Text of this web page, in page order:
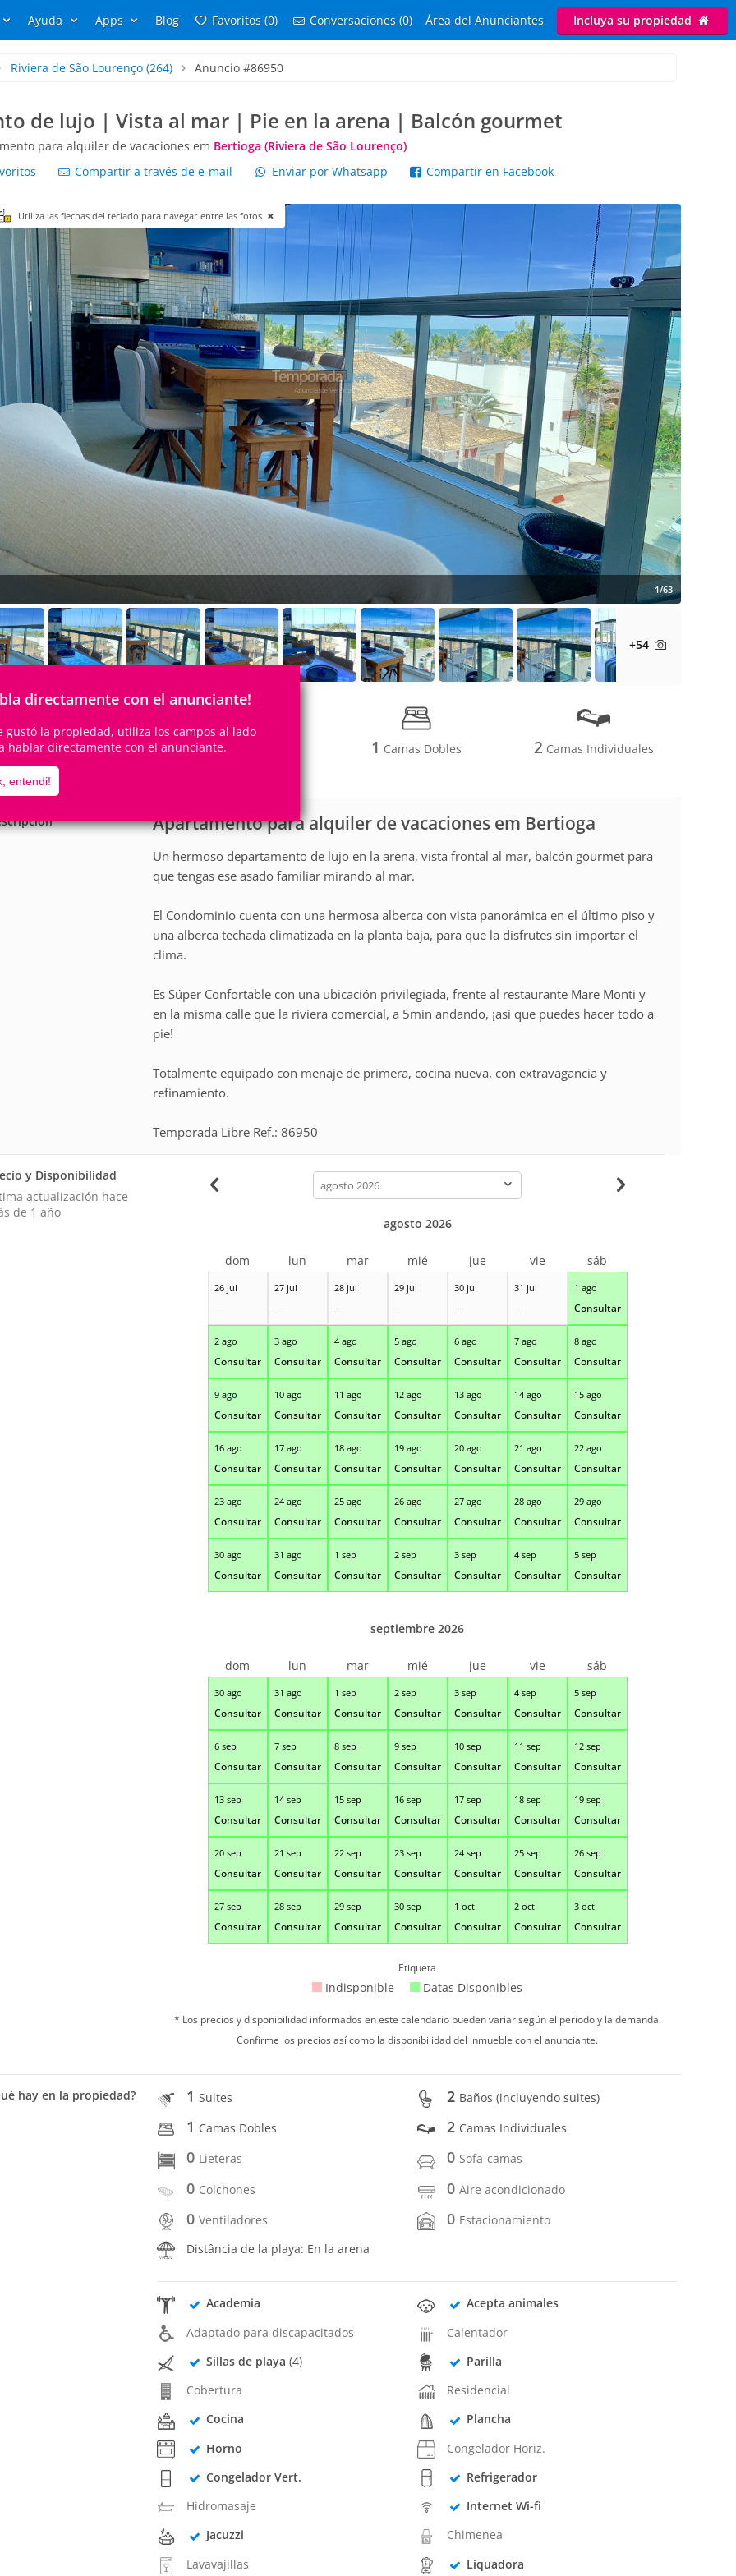
Ayuda Apps Blog Favoritos (0) Conversaciones (0) Área del Anunciantes Incluya su propiedad
Riviera de São Lourenço(264) Anuncio #86950
de lujo | Vista al mar | Pie en la arena | Balcón gourmet
para alquiler de vacaciones em Bertioga (Riviera de São Lourenço)
Compartir a través de e-mail Enviar por Whatsapp Compartir en Facebook
directamente con el anunciante!
gustó la propiedad, utiliza los campos al lado
hablar directamente con el anunciante.
entendi!
Utiliza las flechas del teclado para navegar entre las fotos
1/63
+54
4Personas 2Cuartos 1 Camas Dobles 2 Camas Individuales
Apartamento para alquiler de vacaciones em Bertioga
Un hermoso departamento de lujo en la arena, vista frontal al mar, balcón gourmet para
que tengas ese asado familiar mirando al mar.
El Condominio cuenta con una hermosa alberca con vista panorámica en el último piso y
una alberca techada climatizada en la planta baja, para que la disfrutes sin importar el
clima.
Es Súper Confortable con una ubicación privilegiada, frente al restaurante Mare Monti y
en la misma calle que la riviera comercial, a 5min andando, ¡así que puedes hacer todo a
pie!
Totalmente equipado con menaje de primera, cocina nueva, con extravagancia y
refinamiento.
Temporada Libre Ref.: 86950
y Disponibilidad
actualización hace
de 1 año
calendar-
month
26 jul
--
27 jul
--
28 jul
--
29 jul
--
30 jul
--
31 jul
--
1 ago
Consultar
2 ago
Consultar
3 ago
Consultar
4 ago
Consultar
5 ago
Consultar
6 ago
Consultar
7 ago
Consultar
8 ago
Consultar
9 ago
Consultar
10 ago
Consultar
11 ago
Consultar
12 ago
Consultar
13 ago
Consultar
14 ago
Consultar
15 ago
Consultar
16 ago
Consultar
17 ago
Consultar
18 ago
Consultar
19 ago
Consultar
20 ago
Consultar
21 ago
Consultar
22 ago
Consultar
23 ago
Consultar
24 ago
Consultar
25 ago
Consultar
26 ago
Consultar
27 ago
Consultar
28 ago
Consultar
29 ago
Consultar
30 ago
Consultar
31 ago
Consultar
1 sep
Consultar
2 sep
Consultar
3 sep
Consultar
4 sep
Consultar
5 sep
Consultar
agosto 2026
dom lun mar mié jue vie sáb
30 ago
Consultar
31 ago
Consultar
1 sep
Consultar
2 sep
Consultar
3 sep
Consultar
4 sep
Consultar
5 sep
Consultar
6 sep
Consultar
7 sep
Consultar
8 sep
Consultar
9 sep
Consultar
10 sep
Consultar
11 sep
Consultar
12 sep
Consultar
13 sep
Consultar
14 sep
Consultar
15 sep
Consultar
16 sep
Consultar
17 sep
Consultar
18 sep
Consultar
19 sep
Consultar
20 sep
Consultar
21 sep
Consultar
22 sep
Consultar
23 sep
Consultar
24 sep
Consultar
25 sep
Consultar
26 sep
Consultar
27 sep
Consultar
28 sep
Consultar
29 sep
Consultar
30 sep
Consultar
1 oct
Consultar
2 oct
Consultar
3 oct
Consultar
septiembre 2026
dom lun mar mié jue vie sáb
Etiqueta
Indisponible Datas Disponibles
* Los precios y disponibilidad informados en este calendario pueden variar según el período y la demanda.
Confirme los precios así como la disponibilidad del inmueble con el anunciante.
hay en la propiedad? 1Suites 2 Baños (incluyendo suites)
1 Camas Dobles 2 Camas Individuales
0 Lieteras 0 Sofa-camas
0 Colchones 0Aire acondicionado
0Ventiladores 0 Estacionamiento
Distância de la playa: En la arena
Academia
Acepta animales
Adaptado para discapacitados
Calentador
Sillas de playa (4)
Parilla
Cobertura
Residencial
Cocina
Plancha
Horno
Congelador Horiz.
Congelador Vert.
Refrigerador
Hidromasaje
Internet Wi-fi
Jacuzzi
Chimenea
Lavavajillas
Liquadora